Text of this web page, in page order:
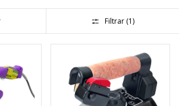
Filtrar (1)